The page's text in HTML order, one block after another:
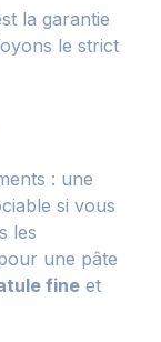
la garantie
le strict
: une
si vous
les
une pâte
fine et